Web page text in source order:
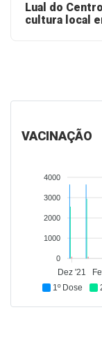
Lual do
cultura local
VACINAÇÃO
1º Dose
4000
3000
2000
1000
0
Dez '21